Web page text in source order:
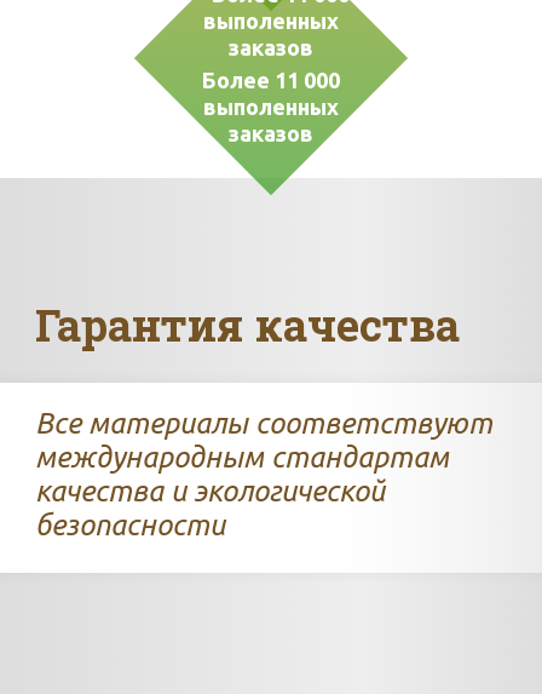
Более 11 000
выполенных
заказов
Гарантия качества
Все материалы соответствуют
международным стандартам
качества и экологической
безопасности